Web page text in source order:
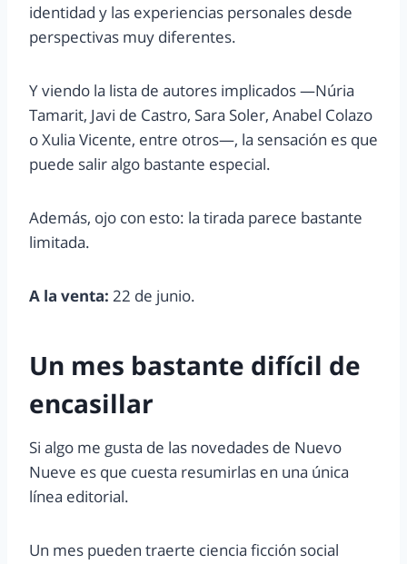
identidad y las experiencias personales desde
perspectivas muy diferentes.
Y viendo la lista de autores implicados —Núria
Tamarit, Javi de Castro, Sara Soler, Anabel Colazo
o Xulia Vicente, entre otros—, la sensación es que
puede salir algo bastante especial.
Además, ojo con esto: la tirada parece bastante
limitada.
A la venta: 22 de junio.
Un mes bastante difícil de
encasillar
Si algo me gusta de las novedades de Nuevo
Nueve es que cuesta resumirlas en una única
línea editorial.
Un mes pueden traerte ciencia ficción social